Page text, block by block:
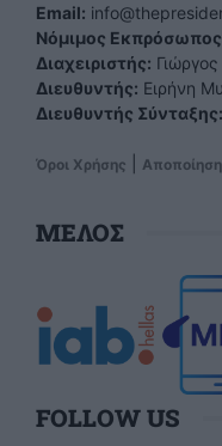
Email:
Νόμιμος Εκπρόσωπος
Διαχειριστής:
Διευθυντής: Ειρήνη
Διευθυντής Σύνταξης:
Όροι Χρήσης
ΜΕΛΟΣ
FOLLOW US